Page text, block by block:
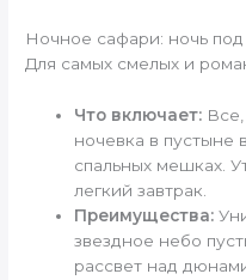
Ночное сафари: ночь под
Для самых смелых и
Что включает:
ночевка в пустыне
спальных мешках.
легкий завтрак.
Преимущества:
звездное небо
рассвет над